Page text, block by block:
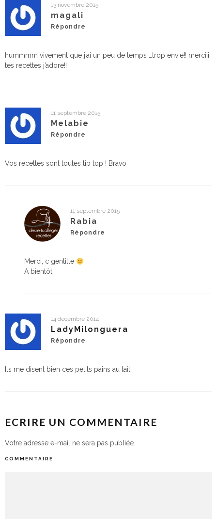
13 novembre 2015
magali
Répondre
hummmm vivement que j’ai un peu de temps …trop envie!! merciiii
tes recettes j’adore!!
11 septembre 2015
Melabie
Répondre
Vos recettes sont toutes tip top ! Bravo
11 septembre 2015
Rabia
Répondre
Merci, c gentille
A bientôt
14 décembre 2014
LadyMilonguera
Répondre
Ils me disent bien ces petits pains au lait…
ECRIRE UN COMMENTAIRE
Votre adresse e-mail ne sera pas publiée.
COMMENTAIRE